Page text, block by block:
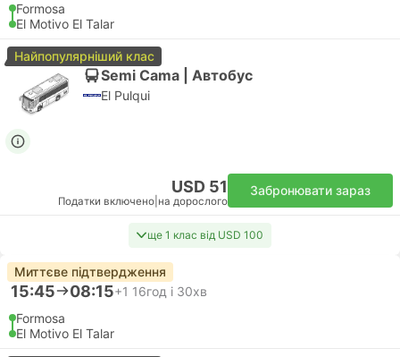
Formosa
El Motivo El Talar
Найпопулярніший клас
Semi Cama | Автобус
El Pulqui
USD 51
Податки включено на дорослого
Забронювати зараз
ще 1 клас від USD 100
Миттєве підтвердження
15:45 08:15+1 16год і 30хв
Formosa
El Motivo El Talar